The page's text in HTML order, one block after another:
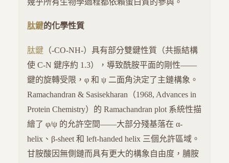
幾乎所有生物學過程都依賴蛋白質的參與。
肽鍵的化學性質
肽鍵 （-CO-NH-）具有部分雙鍵性質（共振結構
使 C-N 鍵序約 1.3），導致酰胺平面的剛性——
鍵的旋轉受限，φ 和 ψ 二面角決定了主鏈構象。
Ramachandran & Sasisekharan（1968, Advances in
Protein Chemistry）的 Ramachandran plot 系統性描
繪了 φ/ψ 的允許空間——大部分殘基落在 α-
helix、β-sheet 和 left-handed helix 三個允許區域。
甘胺酸因無側鏈而具有更大的構象自由度，脯胺